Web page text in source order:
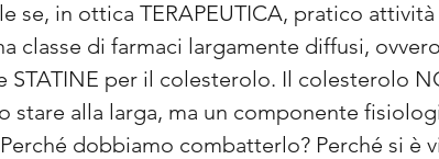
se, in ottica TERAPEUTICA, pratico attività
classe di farmaci largamente diffusi,
STATINE per il colesterolo. Il colesterolo
stare alla larga, ma un componente
dobbiamo combatterlo? Perché si è